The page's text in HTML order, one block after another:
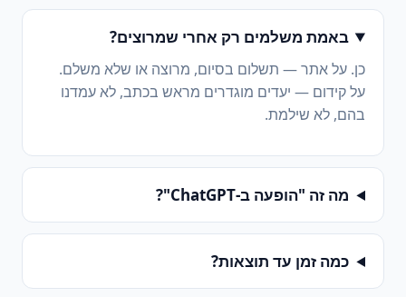
באמת משלמים רק אחרי שמרוצים?
כן. על אתר — תשלום בסיום, מרוצה או שלא משלם.
על קידום — יעדים מוגדרים מראש בכתב, לא עמדנו
בהם, לא שילמת.
מה זה "הופעה ב-ChatGPT"?
כמה זמן עד תוצאות?